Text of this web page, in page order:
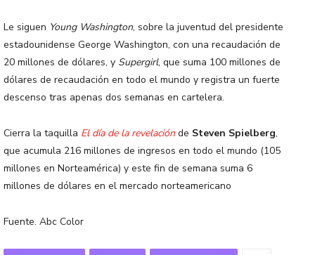
Le siguen Young Washington, sobre la juventud del presidente
estadounidense George Washington, con una recaudación de
20 millones de dólares, y Supergirl, que suma 100 millones de
dólares de recaudación en todo el mundo y registra un fuerte
descenso tras apenas dos semanas en cartelera.
Cierra la taquilla El día de la revelaciónde Steven Spielberg,
que acumula 216 millones de ingresos en todo el mundo (105
millones en Norteamérica) y este fin de semana suma 6
millones de dólares en el mercado norteamericano
Fuente. Abc Color